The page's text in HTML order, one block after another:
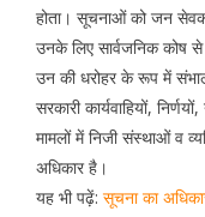
होता। सूचनाओं को जन
उनके लिए सार्वजनिक कोष
उन की धरोहर के रूप में
सरकारी कार्यवाहियों,
मामलों में निजी संस्थाओं व
अधिकार है।
यह भी पढ़ें: सूचना का